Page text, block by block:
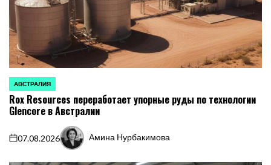
ОПУБЛИКОВАНО
В
АВСТРАЛИЯ
Rox Resources переработает упорные руды по технологии
Glencore в Австралии
on
07.08.2026
Запись
Амина Нурбакимова